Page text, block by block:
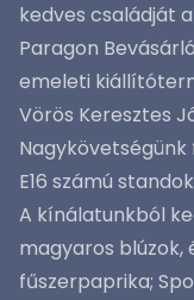
kedves családját
Paragon
emeleti
Vörös Keresztes
E16 számú
A kínálatunkból
magyaros blúzok,
fűszerpaprika;